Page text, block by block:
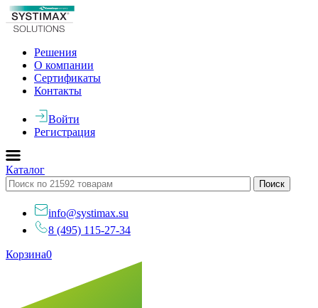
Решения
О компании
Сертификаты
Контакты
Войти
Регистрация
Каталог
info@systimax.su
8 (495) 115-27-34
Корзина0